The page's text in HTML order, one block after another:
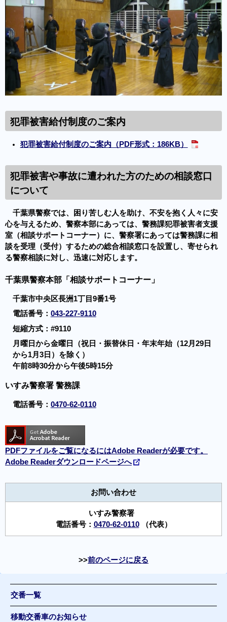
犯罪被害給付制度のご案内
犯罪被害給付制度のご案内（PDF形式：186KB）
犯罪被害や事故に遭われた方のための相談窓口
について
千葉県警察では、困り苦しむ人を助け、不安を抱く人々に安
心を与えるため、警察本部にあっては、警務課犯罪被害者支援
室（相談サポートコーナー）に、警察署にあっては警務課に相
談を受理（受付）するための総合相談窓口を設置し、寄せられ
る警察相談に対し、迅速に対応します。
千葉県警察本部「相談サポートコーナー」
千葉市中央区長洲1丁目9番1号
電話番号： 043-227-9110
短縮方式：#9110
月曜日から金曜日（祝日・振替休日・年末年始（12月29日
から1月3日）を除く）
午前8時30分から午後5時15分
いすみ警察署 警務課
電話番号： 0470-62-0110
PDFファイルをご覧になるにはAdobe Readerが必要です。
Adobe Readerダウンロードページへ
お問い合わせ
いすみ警察署
電話番号： 0470-62-0110（代表）
前のページに戻る
交番一覧
移動交番車のお知らせ